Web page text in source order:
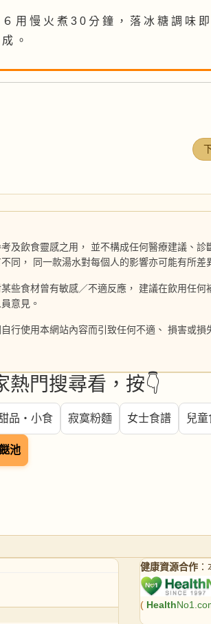
６ 用 慢 火 煮 3 0 分 鐘 ， 落 冰 糖 調 味 即
成 。
及飲食靈感之用， 並不構成任何醫療建議、診
同， 同一款湯水對每個人的影響亦可能有所差
些食材曾有敏感／不適反應， 建議在飲用任何
意見。
行使用本網站內容而引致任何不適、 損害或損
熱門搜尋看，按👇
品・小食 寂寞粉麵 女士食譜 兒
池
健康資源合作
( Health